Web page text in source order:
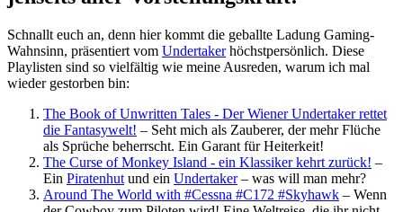
Schnallt euch an, denn hier kommt die geballte Ladung Gaming-
Wahnsinn, präsentiert vom Undertakerhöchstpersönlich. Diese
Playlisten sind so vielfältig wie meine Ausreden, warum ich mal
wieder gestorben bin:
The Book of Unwritten Tales - Der Wiener Undertaker rettet
die Fantasywelt! – Seht mich als Zauberer, der mehr Flüche
als Sprüche beherrscht. Ein Garant für Heiterkeit!
The Curse of Monkey Island - ein Klassiker kehrt zurück! –
Ein Piratenhut und ein Undertaker– was will man mehr?
Around The World with #Cessna #C172 #Skyhawk – Wenn